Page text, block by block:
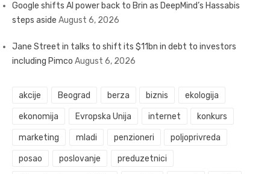
Google shifts AI power back to Brin as DeepMind’s Hassabis
steps aside August 6, 2026
Jane Street in talks to shift its $11bn in debt to investors
including Pimco August 6, 2026
akcije Beograd berza biznis ekologija
ekonomija Evropska Unija internet konkurs
marketing mladi penzioneri poljoprivreda
posao poslovanje preduzetnici